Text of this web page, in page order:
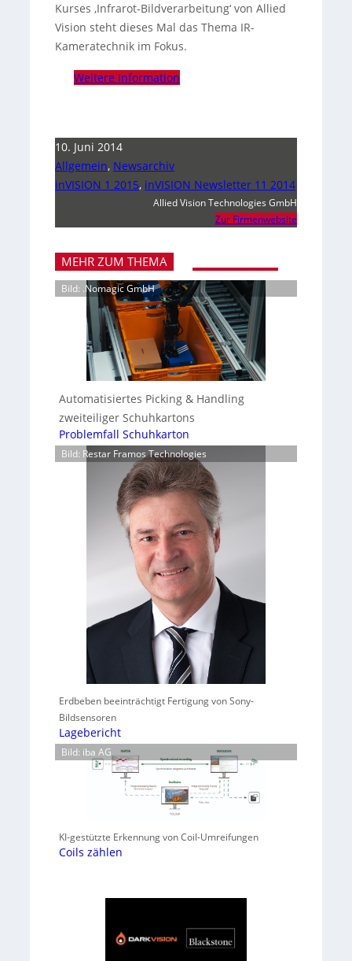
Kurses ‚Infrarot-Bildverarbeitung‘ von Allied
Vision steht dieses Mal das Thema IR-
Kameratechnik im Fokus.
Weitere Information
10. Juni 2014
Allgemein, Newsarchiv
inVISION 1 2015, inVISION Newsletter 11 2014
Allied Vision Technologies GmbH
Zur Firmenwebsite
MEHR ZUM THEMA
Bild: .Nomagic GmbH
Automatisiertes Picking & Handling
zweiteiliger Schuhkartons
Problemfall Schuhkarton
Bild: Restar Framos Technologies
Erdbeben beeinträchtigt Fertigung von Sony-
Bildsensoren
Lagebericht
Bild: iba AG
KI-gestützte Erkennung von Coil-Umreifungen
Coils zählen